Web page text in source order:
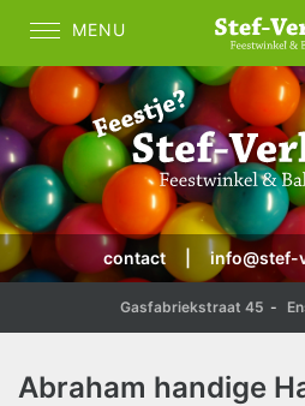
MENU
contact info@stef-
Gasfabriekstraat 45 -
Abraham handige